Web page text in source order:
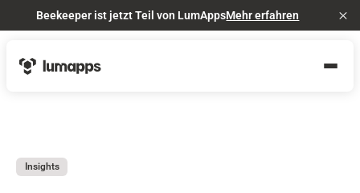
Beekeeper ist jetzt Teil von LumAppsMehr erfahren
Insights